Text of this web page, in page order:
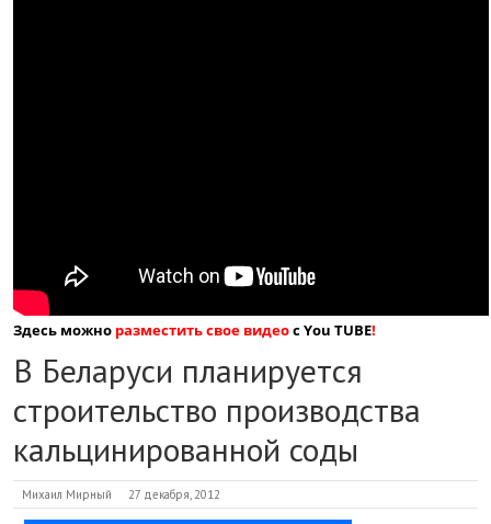
Здесь можно разместить свое видеос You TUBE!
В Беларуси планируется
строительство производства
кальцинированной соды
Михаил Мирный 27 декабря, 2012